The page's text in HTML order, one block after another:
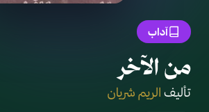
آداب
من الآخر
تأليف الريم شريان